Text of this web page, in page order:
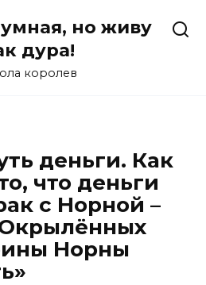
но живу
дура!
королев
деньги. Как
что деньги
с Норной –
Норны